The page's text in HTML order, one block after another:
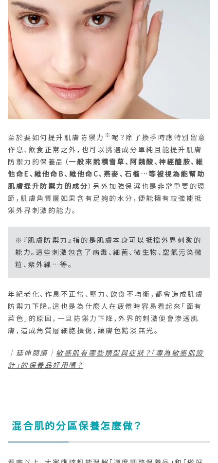
至於要如何提升肌膚防禦力 ※呢？除了換季時應特別留意
作息、飲食正常之外，也可以挑選成分單純且能提升肌膚
防禦力的保養品（一般來說積雪草、阿魏酸、神經醯胺、維
他命E、維他命B、維他命C、燕麥、石榴…等被視為能幫助
肌膚提升防禦力的成分）另外加強保濕也是非常重要的環
節，肌膚角質層如果含有足夠的水分，便能擁有較強能抵
禦外界刺激的能力。
※『肌膚防禦力』指的是肌膚本身可以抵擋外界刺激的
能力。這些刺激包含了病毒、細菌、微生物、空氣污染微
粒、紫外線…等。
年紀老化、作息不正常、壓力、飲食不均衡，都會造成肌膚
防禦力下降。這也是為什麼人在疲倦時容易看起來「面有
菜色」的原因，一旦防禦力下降，外界的刺激便會滲透肌
膚，造成角質層細胞損傷，讓膚色黯淡無光。
｜延伸閱讀｜ 敏感肌有哪些類型與症狀？「專為敏感肌設
計」的保養品好用嗎？
混合肌的分區保養怎麼做？